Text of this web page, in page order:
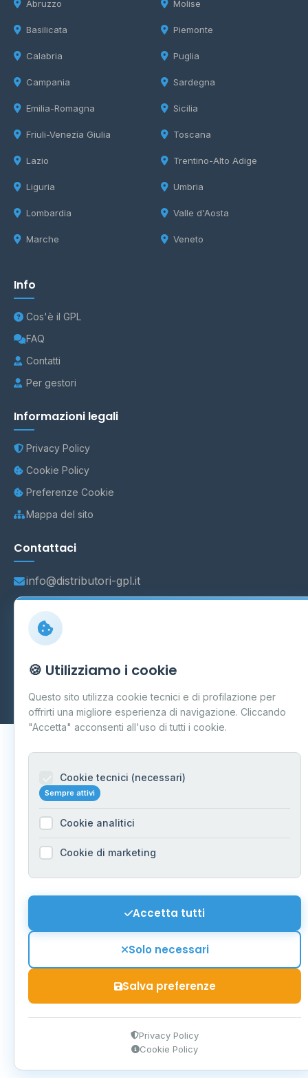
Abruzzo
Basilicata
Calabria
Campania
Emilia-Romagna
Friuli-Venezia Giulia
Lazio
Liguria
Lombardia
Marche
Molise
Piemonte
Puglia
Sardegna
Sicilia
Toscana
Trentino-Alto Adige
Umbria
Valle d'Aosta
Veneto
Info
Cos'è il GPL
FAQ
Contatti
Per gestori
Informazioni legali
Privacy Policy
Cookie Policy
Preferenze Cookie
Mappa del sito
Contattaci
info@distributori-gpl.it
Carpi P.IVA 03859300364
Aggiornamento quotidiano
🍪 Utilizziamo i cookie
Questo sito utilizza cookie tecnici e di profilazione per
offrirti una migliore esperienza di navigazione. Cliccando
"Accetta" acconsenti all'uso di tutti i cookie.
Cookie tecnici (necessari)
Sempre attivi
Cookie analitici
Cookie di marketing
Accetta tutti
Solo necessari
Salva preferenze
Privacy Policy
Cookie Policy